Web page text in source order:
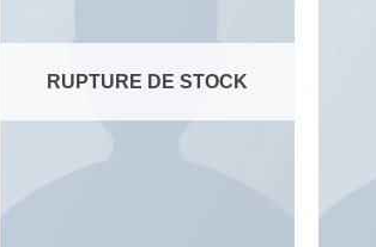
RUPTURE DE STOCK